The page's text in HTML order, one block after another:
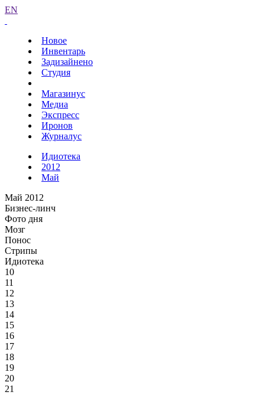
EN
Новое
Инвентарь
Задизайнено
Студия
Магазинус
Медиа
Экспресс
Иронов
Журналус
Идиотека
2012
Май
Май 2012
Бизнес-линч
Фото дня
Мозг
Понос
Стрипы
Идиотека
10
11
12
13
14
15
16
17
18
19
20
21